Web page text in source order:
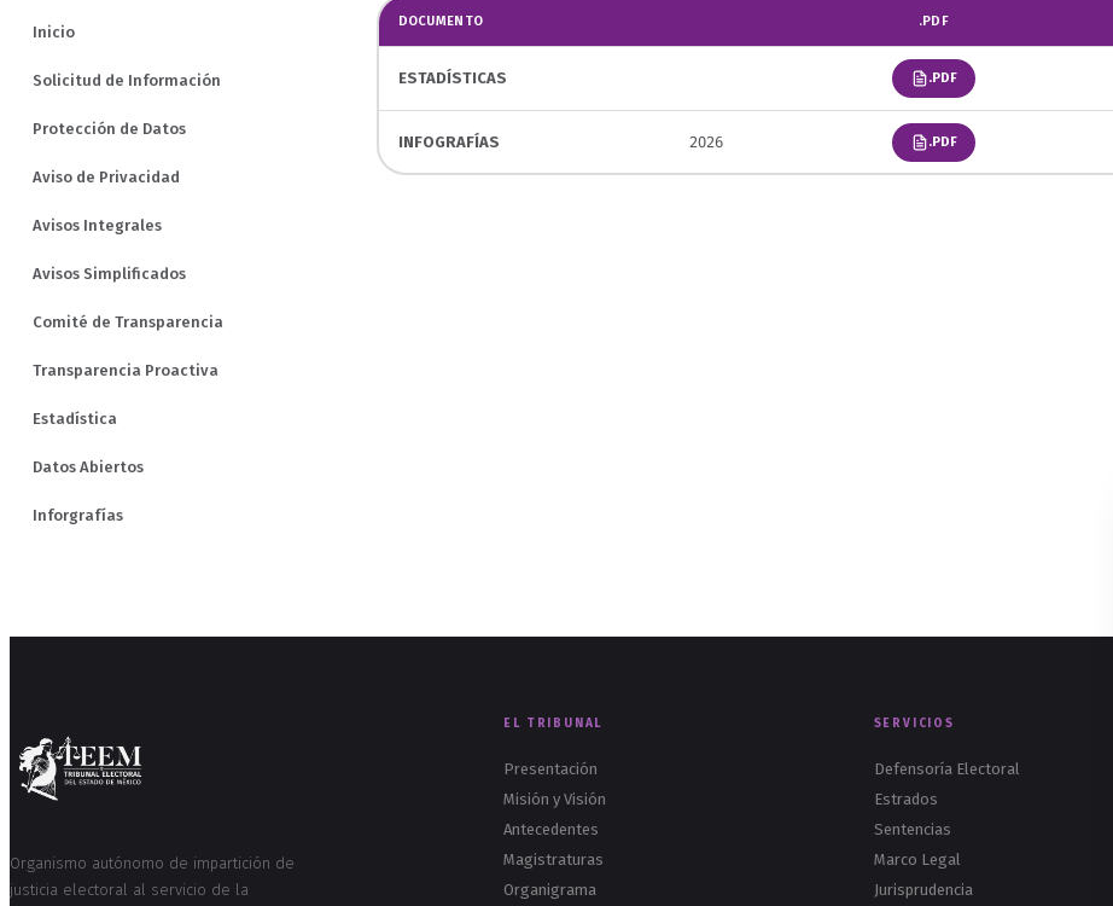
Inicio
Solicitud de Información
Protección de Datos
Aviso de Privacidad
Avisos Integrales
Avisos Simplificados
Comité de Transparencia
Transparencia Proactiva
Estadística
Datos Abiertos
Inforgrafías
DOCUMENTO .PDF
ESTADÍSTICAS .PDF
INFOGRAFÍAS 2026 .PDF
Organismo autónomo de impartición de
justicia electoral al servicio de la
EL TRIBUNAL
Presentación
Misión y Visión
Antecedentes
Magistraturas
Organigrama
SERVICIOS
Defensoría Electoral
Estrados
Sentencias
Marco Legal
Jurisprudencia